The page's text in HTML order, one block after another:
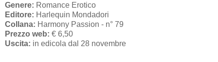
Genere: Romance Erotico
Editore: Harlequin Mondadori
Collana: Harmony Passion - n° 79
Prezzo web: € 6,50
Uscita: in edicola dal 28 novembre